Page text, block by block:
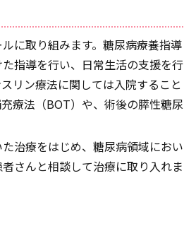
に取り組みます。糖尿病療養指導
指導を行い、日常生活の支援を行
リン療法に関しては入院すること
療法（BOT）や、術後の膵性糖尿
治療をはじめ、糖尿病領域におい
さんと相談して治療に取り入れま